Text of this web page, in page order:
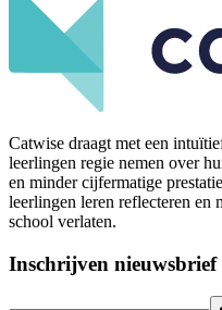
Catwise draagt met een
leerlingen regie nemen over
en minder cijfermatige
leerlingen leren reflecteren en
school verlaten.
Inschrijven nieuwsbrief